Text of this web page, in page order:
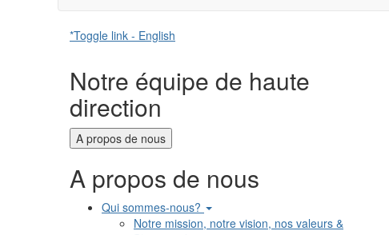
*Toggle link - English
Notre équipe de haute
direction
A propos de nous
A propos de nous
Qui sommes-nous?
Notre mission, notre vision, nos valeurs &